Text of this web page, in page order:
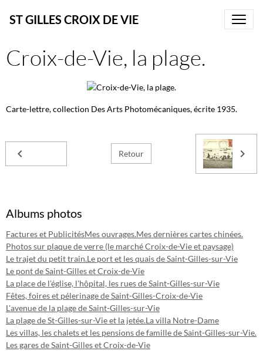
ST GILLES CROIX DE VIE
Croix-de-Vie, la plage.
Carte-lettre, collection Des Arts Photomécaniques, écrite 1935.
Retour
Albums photos
Factures et PublicitésMes ouvrages.Mes dernières cartes chinées.
Photos sur plaque de verre (le marché Croix-de-Vie et paysage)
Le trajet du petit train.Le port et les quais de Saint-Gilles-sur-Vie
Le pont de Saint-Gilles et Croix-de-Vie
La place de l'église, l'hôpital, les rues de Saint-Gilles-sur-Vie
Fêtes, foires et pélerinage de Saint-Gilles-Croix-de-Vie
L'avenue de la plage de Saint-Gilles-sur-Vie
La plage de St-Gilles-sur-Vie et la jetée.La villa Notre-Dame
Les villas, les chalets et les pensions de famille de Saint-Gilles-sur-Vie.
Les gares de Saint-Gilles et Croix-de-Vie